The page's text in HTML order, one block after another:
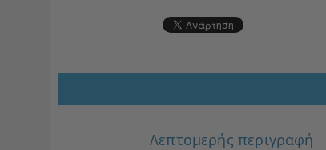
Λεπτομερής περιγραφή